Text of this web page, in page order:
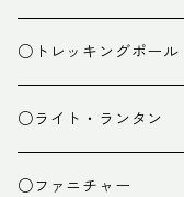
ザック小物
バーナー
カトラリー
クッキング小物
テント
タープ
ペグ・ハンマー・小物
○トレッキングポール
○ライト・ランタン
ライト
○ファニチャー